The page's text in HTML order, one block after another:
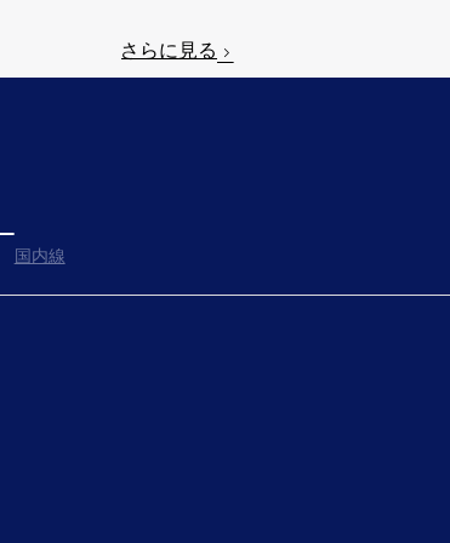
さらに見る
国内線